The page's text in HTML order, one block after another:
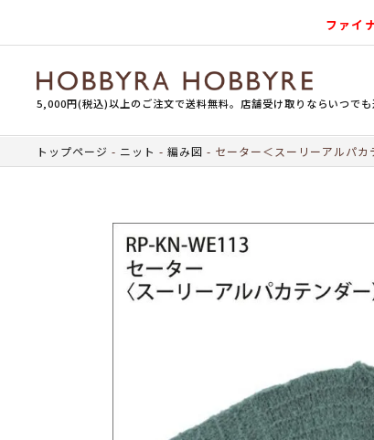
ファイ
5,000円(税込)以上のご注文で送料無料。店舗受け取りならいつでも
トップページ ニット 編み図 セーター＜スーリーアルパカ